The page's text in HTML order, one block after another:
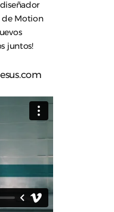
diseñador
de Motion
juntos!